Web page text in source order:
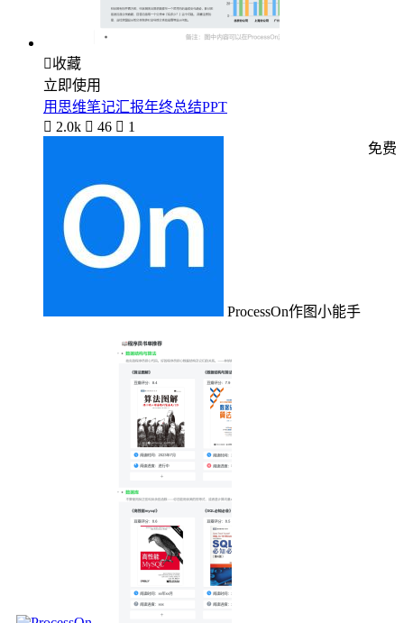
收藏
立即使用
用思维笔记汇报年终总结PPT
 2.0k  46  1
ProcessOn作图小能手
免费